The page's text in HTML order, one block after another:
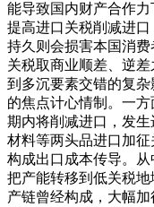
能导致国内财产合作
提高进口关税削减进口
持久则会损害本国消费
关税取商业顺差、逆
到多沉要素交错的复
的焦点计心情制。一
期内将削减进口，发
材料等两头品进口加征
构成出口成本传导。
把产能转移到低关税
产链曾经构成，大幅